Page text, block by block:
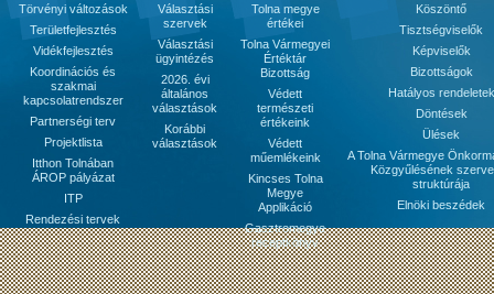
Törvényi változások
Területfejlesztés
Vidékfejlesztés
Koordinációs és
szakmai
kapcsolatrendszer
Partnerségi terv
Projektlista
Itthon Tolnában
ÁROP pályázat
ITP
Rendezési tervek
Választási
szervek
Választási
ügyintézés
2026. évi
általános
választások
Korábbi
választások
Tolna megye
értékei
Tolna Vármegyei
Értéktár
Bizottság
Védett
természeti
értékeink
Védett
műemlékeink
Kincses Tolna
Megye
Applikáció
Gasztromegye
receptkönyv
Köszöntő
Tisztségviselők
Képviselők
Bizottságok
Hatályos rendeletek
Döntések
Ülések
A Tolna Vármegye
Közgyűlésének
struktúrája
Elnöki beszédek